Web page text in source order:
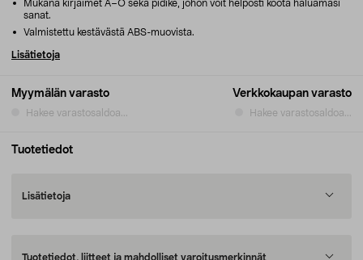
Myymälän varasto
Hakee varastosaldoa...
Verkkokaupan varasto
Hakee varastosaldoa...
Mukana kirjaimet A–Ö sekä pidike, johon voit helposti koota haluamasi
sanat.
Valmistettu kestävästä ABS-muovista.
Lisätietoja
Tuotetiedot
Lisätietoja
Tuotetiedot, liitteet ja mahdolliset varoitusmerkinnät